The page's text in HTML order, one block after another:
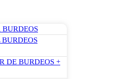
BURDEOS
BURDEOS
DE BURDEOS +